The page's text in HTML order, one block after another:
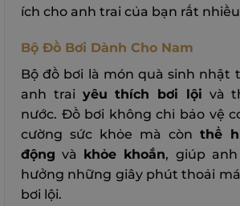
ích cho anh trai của bạn rất
Bộ Đồ Bơi Dành Cho Nam
Bộ đồ bơi là món quà sinh nhật
anh trai yêu thích bơi lội và
nước. Đồ bơi không chỉ bảo vệ
cường sức khỏe mà còn thể
động và khỏe khoắn, giúp
hưởng những giây phút thoải
bơi lội.